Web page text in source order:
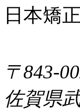
日本矯
〒843-
佐賀県